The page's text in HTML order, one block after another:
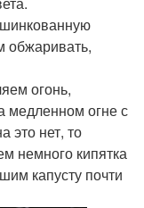
обжаривать,
огонь,
медленном огне с
это нет, то
немного кипятка
капусту почти